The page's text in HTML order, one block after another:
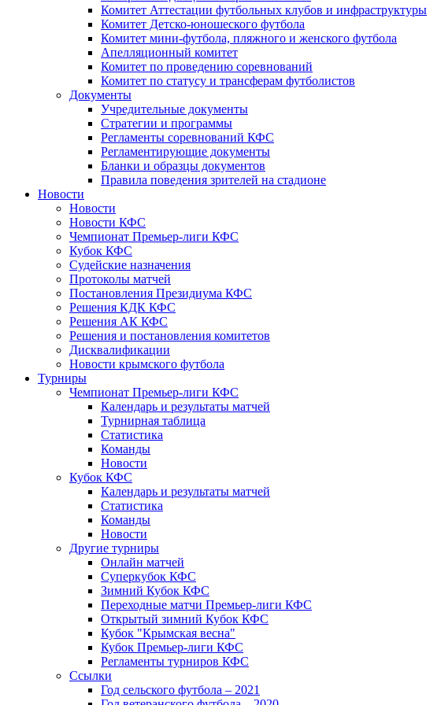
Комитет Аттестации футбольных клубов и инфраструктуры
Комитет Детско-юношеского футбола
Комитет мини-футбола, пляжного и женского футбола
Апелляционный комитет
Комитет по проведению соревнований
Комитет по статусу и трансферам футболистов
Документы
Учредительные документы
Стратегии и программы
Регламенты соревнований КФС
Регламентирующие документы
Бланки и образцы документов
Правила поведения зрителей на стадионе
Новости
Новости
Новости КФС
Чемпионат Премьер-лиги КФС
Кубок КФС
Судейские назначения
Протоколы матчей
Постановления Президиума КФС
Решения КДК КФС
Решения АК КФС
Решения и постановления комитетов
Дисквалификации
Новости крымского футбола
Турниры
Чемпионат Премьер-лиги КФС
Календарь и результаты матчей
Турнирная таблица
Статистика
Команды
Новости
Кубок КФС
Календарь и результаты матчей
Статистика
Команды
Новости
Другие турниры
Онлайн матчей
Суперкубок КФС
Зимний Кубок КФС
Переходные матчи Премьер-лиги КФС
Открытый зимний Кубок КФС
Кубок "Крымская весна"
Кубок Премьер-лиги КФС
Регламенты турниров КФС
Ссылки
Год сельского футбола – 2021